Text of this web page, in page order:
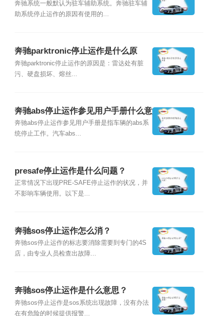
奔驰系统一般默认为驻车辅助系统。奔驰驻车辅
助系统停止运作的原因有使用的...
奔驰parktronic停止运作是什么原
因？
奔驰parktronic停止运作的原因是：雷达处有脏
污、硬盘损坏、熔丝...
奔驰abs停止运作参见用户手册什么意
思？
奔驰abs停止运作参见用户手册是指车辆的abs系
统停止工作。汽车abs...
presafe停止运作是什么问题？
正常情况下出现PRE-SAFE停止运作的状况，并
不影响车辆使用。以下是...
奔驰sos停止运作怎么消？
奔驰sos停止运作的标志要消除需要到专门的4S
店，由专业人员检查出故障...
奔驰sos停止运作是什么意思？
奔驰sos停止运作是sos系统出现故障，没有办法
在有危险的时候提供报警...